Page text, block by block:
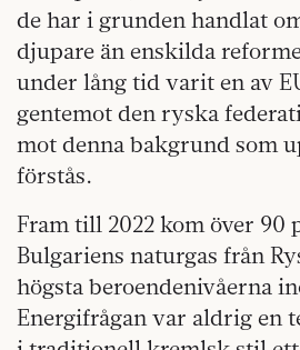
de har i grunden handlat
djupare än enskilda
under lång tid varit en av
gentemot den ryska
mot denna bakgrund som
förstås.
Fram till 2022 kom över 90
Bulgariens naturgas från
högsta beroendenivåerna
Energifrågan var aldrig en